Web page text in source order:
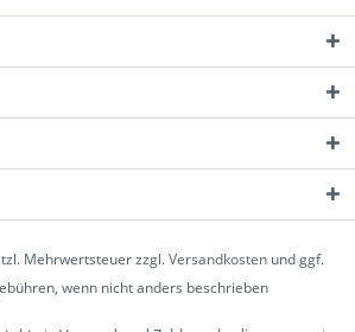
Mehrwertsteuer zzgl.Versandkosten und ggf.
wenn nicht anders beschrieben